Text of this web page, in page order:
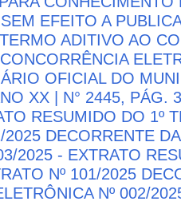
EFEITO A
ADITIVO AO
OFICIAL DO
XX | N° 2445, PÁG.
RESUMIDO DO 1º
2025 DECORRENTE
2025 - EXTRATO
Nº 101/2025
Nº 002/